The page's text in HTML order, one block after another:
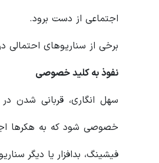
اجتماعی از دست برود.
برخی از سناریوهای احتمالی
نفوذ به کلید خصوصی
سهل انگاری، قربانی شدن
خصوصی شود که به هکرها
فیشینگ، بدافزار یا دیگر